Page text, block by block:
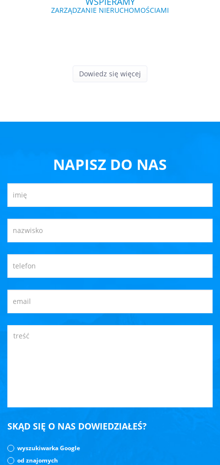
ZARZĄDZANIE NIERUCHOMOŚCIAMI
Dowiedz się więcej
NAPISZ DO NAS
SKĄD SIĘ O NAS DOWIEDZIAŁEŚ?
wyszukiwarka Google
od znajomych